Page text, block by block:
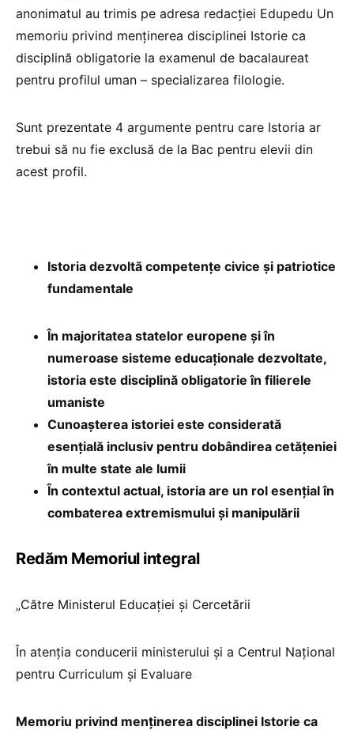
anonimatul au trimis pe adresa redacției Edupedu Un
memoriu privind menținerea disciplinei Istorie ca
disciplină obligatorie la examenul de bacalaureat
pentru profilul uman – specializarea filologie.
Sunt prezentate 4 argumente pentru care Istoria ar
trebui să nu fie exclusă de la Bac pentru elevii din
acest profil.
Istoria dezvoltă competențe civice și patriotice
fundamentale
În majoritatea statelor europene și în
numeroase sisteme educaționale dezvoltate,
istoria este disciplină obligatorie în filierele
umaniste
Cunoașterea istoriei este considerată
esențială inclusiv pentru dobândirea cetățeniei
în multe state ale lumii
În contextul actual, istoria are un rol esențial în
combaterea extremismului și manipulării
Redăm Memoriul integral
„Către Ministerul Educației și Cercetării
În atenția conducerii ministerului și a Centrul Național
pentru Curriculum și Evaluare
Memoriu privind menținerea disciplinei Istorie ca